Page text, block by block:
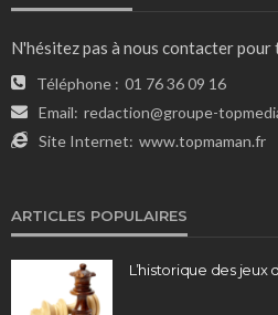
N'hésitez pas à nous contacter
Téléphone : 01 76 36 09 16
Email: redaction@groupe-
Site Internet: www.topmaman.fr
ARTICLES POPULAIRES
L’historique des jeux